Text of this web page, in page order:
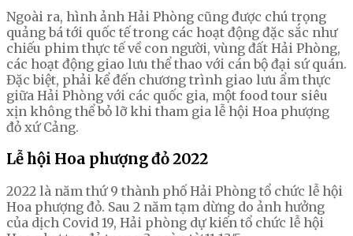
Ngoài ra, hình ảnh Hải Phòng cũng được chú trọng
quảng bá tới quốc tế trong các hoạt động đặc sắc như
chiếu phim thực tế về con người, vùng đất Hải Phòng,
các hoạt động giao lưu thể thao với cán bộ đại sứ quán.
Đặc biệt, phải kể đến chương trình giao lưu ẩm thực
giữa Hải Phòng với các quốc gia, một food tour siêu
xịn không thể bỏ lỡ khi tham gia lễ hội Hoa phượng
đỏ xứ Cảng.
Lễ hội Hoa phượng đỏ 2022
2022 là năm thứ 9 thành phố Hải Phòng tổ chức lễ hội
Hoa phượng đỏ. Sau 2 năm tạm dừng do ảnh hưởng
của dịch Covid 19, Hải phòng dự kiến tổ chức lễ hội